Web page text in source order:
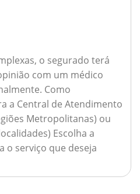
o segurado terá
com um médico
Como
a Central de Atendimento
Metropolitanas) ou
Escolha a
o serviço que deseja